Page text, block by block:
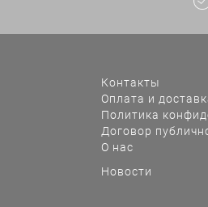
Контакты
Оплата и
Политика
Договор
О нас
Новости